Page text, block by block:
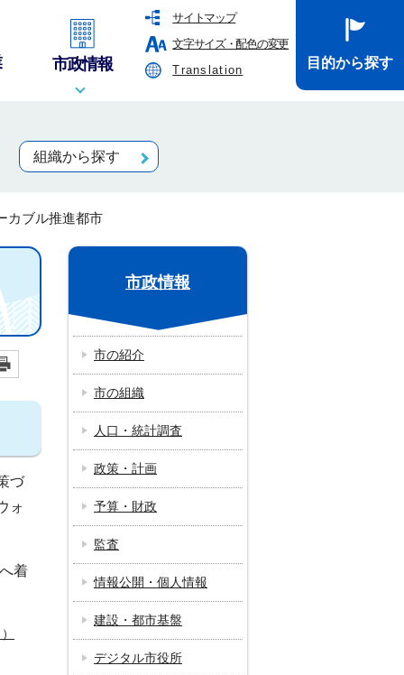
サイトマップ
文字サイズ・配色の変更
Translation
市政情報 目的から探す
組織から探す
カブル推進都市
づ
ォ
着
市政情報
市の紹介
市の組織
人口・統計調査
政策・計画
予算・財政
監査
情報公開・個人情報
建設・都市基盤
デジタル市役所